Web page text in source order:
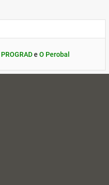
PROGRADe O Perobal